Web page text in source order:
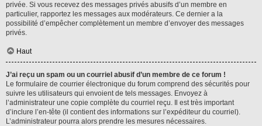
privée. Si vous recevez des messages privés abusifs d’un membre en
particulier, rapportez les messages aux modérateurs. Ce dernier a la
possibilité d’empêcher complètement un membre d’envoyer des messages
privés.
Haut
J’ai reçu un spam ou un courriel abusif d’un membre de ce forum !
Le formulaire de courrier électronique du forum comprend des sécurités pour
suivre les utilisateurs qui envoient de tels messages. Envoyez à
l’administrateur une copie complète du courriel reçu. Il est très important
d’inclure l’en-tête (il contient des informations sur l’expéditeur du courriel).
L’administrateur pourra alors prendre les mesures nécessaires.